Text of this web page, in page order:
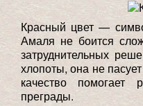
Красный цвет —
Амаля не боится
затруднительных
хлопоты, она не
качество помогает
преграды.